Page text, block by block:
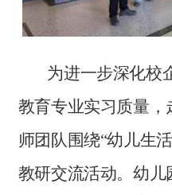
为进一步深化校
教育专业实习质量
师团队围绕“幼儿生
教研交流活动。幼